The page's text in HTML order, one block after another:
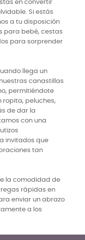
en convertir
Si estás
a tu disposición
para bebé, cestas
para sorprender
llega un
canastillas
permitiéndote
ropita, peluches,
de dar la
con una
invitados que
tan
la comodidad de
rápidas en
enviar un abrazo
a los